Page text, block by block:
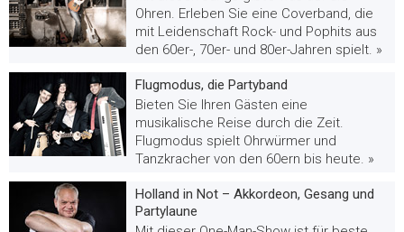
Ohren. Erleben Sie eine Coverband, die
mit Leidenschaft Rock- und Pophits aus
den 60er-, 70er- und 80er-Jahren spielt. »
Flugmodus, die Partyband
Bieten Sie Ihren Gästen eine
musikalische Reise durch die Zeit.
Flugmodus spielt Ohrwürmer und
Tanzkracher von den 60ern bis heute. »
Holland in Not – Akkordeon, Gesang und
Partylaune